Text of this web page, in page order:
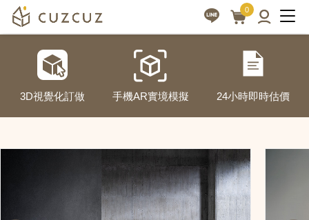
0
|
全
3D視覺化訂做 手機AR實境模擬 24小時即時估價